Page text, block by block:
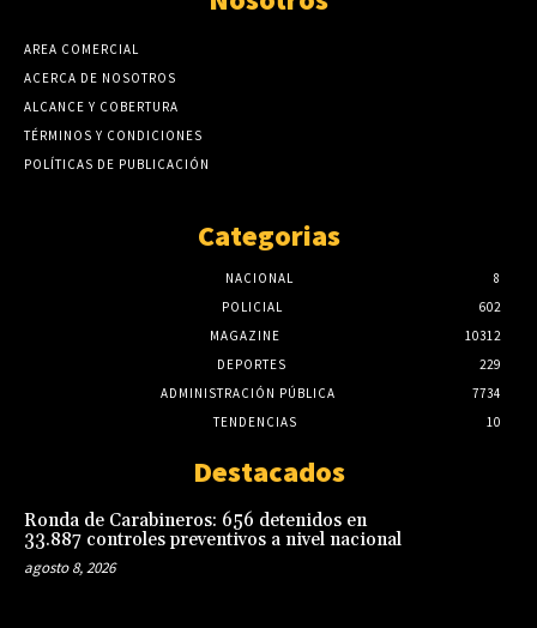
AREA COMERCIAL
ACERCA DE NOSOTROS
ALCANCE Y COBERTURA
TÉRMINOS Y CONDICIONES
POLÍTICAS DE PUBLICACIÓN
Categorias
NACIONAL
8
POLICIAL
602
MAGAZINE
10312
DEPORTES
229
ADMINISTRACIÓN PÚBLICA
7734
TENDENCIAS
10
Destacados
Ronda de Carabineros: 656 detenidos en
33.887 controles preventivos a nivel nacional
agosto 8, 2026